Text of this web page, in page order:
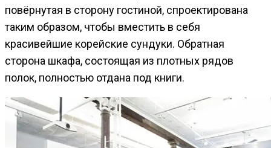
повёрнутая в сторону гостиной, спроектирована
таким образом, чтобы вместить в себя
красивейшие корейские сундуки. Обратная
сторона шкафа, состоящая из плотных рядов
полок, полностью отдана под книги.